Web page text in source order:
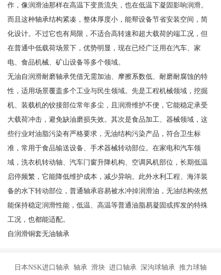
作，像润滑油那样在高温下变质流失，也在低温下凝固影响润滑。
而且这种轴承结构紧凑，整体厚度小，能帮设备节省安装空间，简
化设计。不过它也有局限，不适合高转速和超大载荷的端工况，但
在普通中低载荷场景下，优势明显，现在已经广泛用在汽车、家
电、食品机械、矿山设备等多个领域。
无油自润滑耐磨轴承凭借无需加油、摩擦系数低、耐磨耐腐蚀的特
性，适用场景覆盖多个工业与民生领域。先是工程机械领域，挖掘
机、装载机的铰接部位常年多尘，且润滑维护不便，它能稳定承受
大载荷冲击，避免缺油磨损失效。其次是食品加工、器械领域，这
些行业对油脂污染有严格要求，无油结构污染产品，符合卫生标
准，常用于食品输送设备、手术器械转动部位。在家电和汽车领
域，洗衣机转动轴、汽车门窗升降机构、空调风机部位，长期低温
启停频繁，它能降低维护成本，减少异响。此外水利工程、海洋装
备的水下转动部位，普通轴承容易被水冲掉润滑油，无油结构依然
能保持稳定润滑性能，低温、高温等普通油脂易凝固或挥发的特殊
工况，也都能适配。
自润滑铜套无油轴承
日本NSK进口轴承 轴承 滑块 进口轴承 深沟球轴承 推力球轴